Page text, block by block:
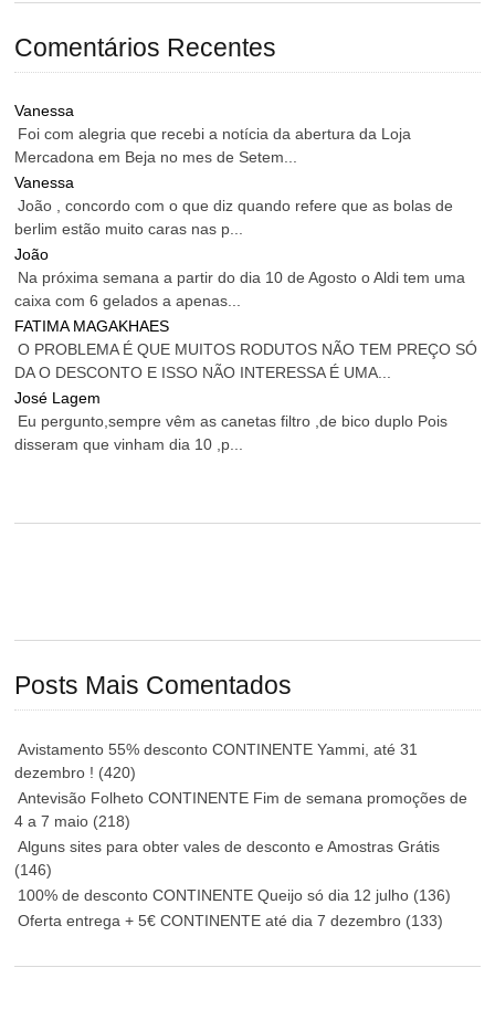
Comentários Recentes
Vanessa
Foi com alegria que recebi a notícia da abertura da Loja
Mercadona em Beja no mes de Setem...
Vanessa
João , concordo com o que diz quando refere que as bolas de
berlim estão muito caras nas p...
João
Na próxima semana a partir do dia 10 de Agosto o Aldi tem uma
caixa com 6 gelados a apenas...
FATIMA MAGAKHAES
O PROBLEMA É QUE MUITOS RODUTOS NÃO TEM PREÇO SÓ
DA O DESCONTO E ISSO NÃO INTERESSA É UMA...
José Lagem
Eu pergunto,sempre vêm as canetas filtro ,de bico duplo Pois
disseram que vinham dia 10 ,p...
Posts Mais Comentados
Avistamento 55% desconto CONTINENTE Yammi, até 31
dezembro ! (420)
Antevisão Folheto CONTINENTE Fim de semana promoções de
4 a 7 maio (218)
Alguns sites para obter vales de desconto e Amostras Grátis
(146)
100% de desconto CONTINENTE Queijo só dia 12 julho (136)
Oferta entrega + 5€ CONTINENTE até dia 7 dezembro (133)